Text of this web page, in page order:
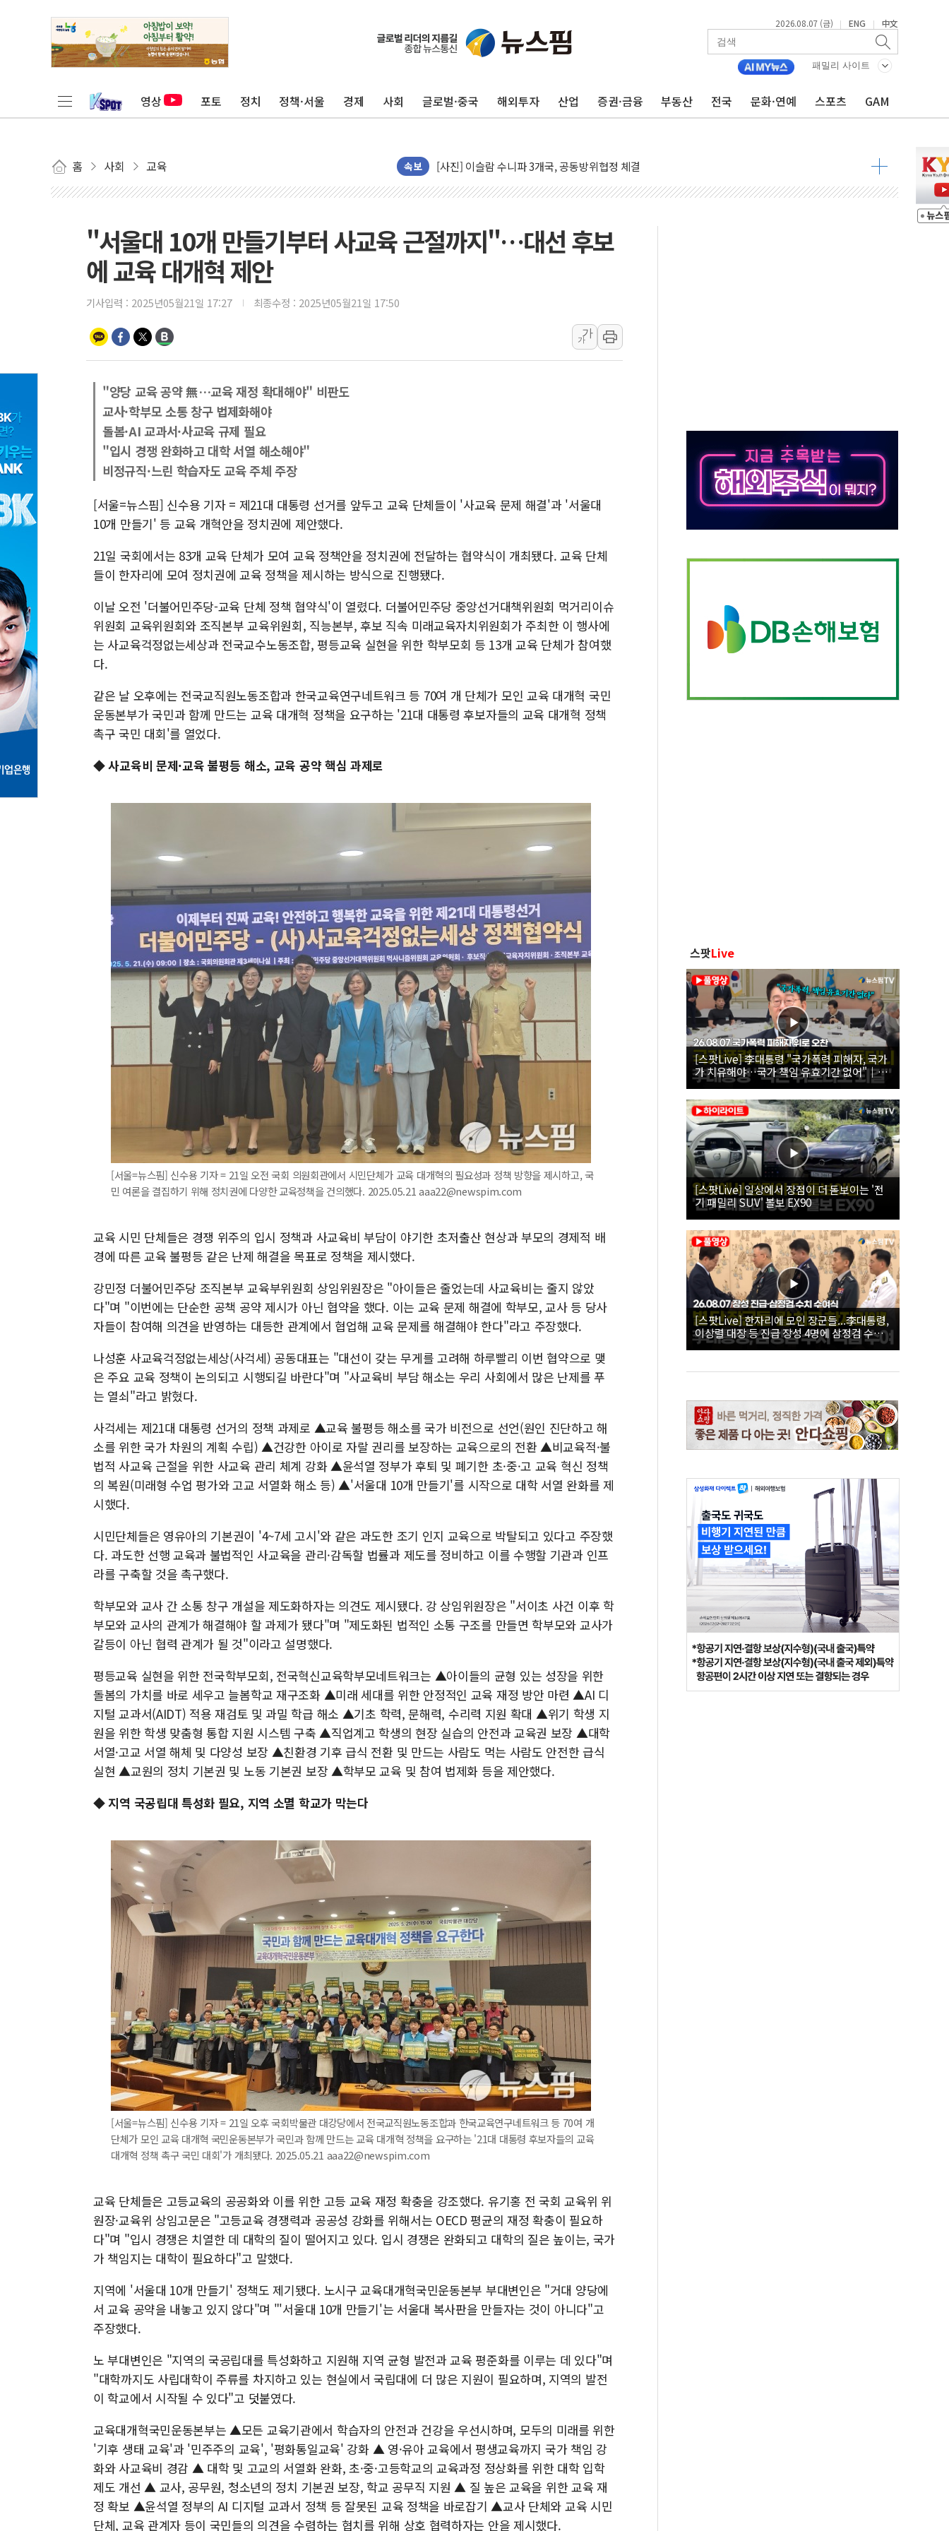
2026.08.07 (금) | ENG | 中文
패밀리 사이트
영상 포토 정치 정책·서울 경제 사회 글로벌·중국 해외투자 산업 증권·금융 부동산 전국 문화·연예 스포츠 GAM
홈 사회 교육 속보
뉴욕증시 프리뷰, 美 고용 쇼크에 금리 인상 우려 후퇴…나스닥 선물 1%대 상승
[사진] 이슬람 수니파 3개국, 공동방위협정 체결
뉴욕증시 개장 전 특징주...아틀라시안·클라우드플레어·태양광주↑ VS 트레이드데스크·웬디스↓
트럼프 "금리 내려야"…파월 때와 달리 워시엔 톤 낮춰
특정 정치인 측근 포항시 정책특보 내정설...포항시 '시끌'
이란와이어 "이란 최고지도자 위독…곧 사망해도 놀랍지 않아"
사우디·튀르키예·파키스탄, '공동방위협정' 체결… 수니파 국가들의 새 안보 협력 구도
신길동 신축도 3.3㎡당 7250만원…써밋 클라비온 59㎡ 18억원대
용산공원·그린벨트로 또 충돌…반복되는 국토부-서울시 '정책 엇박자'
[AI 부동산 투데이] 특공 전략도 '극과 극'…생애최초만 경쟁 치열
"서울대 10개 만들기부터 사교육 근절까지"…대선 후보
에 교육 대개혁 제안
기사입력 : 2025년05월21일 17:27 최종수정 : 2025년05월21일 17:50
가
가
"양당 교육 공약 無…교육 재정 확대해야" 비판도
교사·학부모 소통 창구 법제화해야
돌봄·AI 교과서·사교육 규제 필요
"입시 경쟁 완화하고 대학 서열 해소해야"
비정규직·느린 학습자도 교육 주체 주장
[서울=뉴스핌] 신수용 기자 = 제21대 대통령 선거를 앞두고 교육 단체들이 '사교육 문제 해결'과 '서울대
10개 만들기' 등 교육 개혁안을 정치권에 제안했다.
21일 국회에서는 83개 교육 단체가 모여 교육 정책안을 정치권에 전달하는 협약식이 개최됐다. 교육 단체
들이 한자리에 모여 정치권에 교육 정책을 제시하는 방식으로 진행됐다.
이날 오전 '더불어민주당-교육 단체 정책 협약식'이 열렸다. 더불어민주당 중앙선거대책위원회 먹거리이슈
위원회 교육위원회와 조직본부 교육위원회, 직능본부, 후보 직속 미래교육자치위원회가 주최한 이 행사에
는 사교육걱정없는세상과 전국교수노동조합, 평등교육 실현을 위한 학부모회 등 13개 교육 단체가 참여했
다.
같은 날 오후에는 전국교직원노동조합과 한국교육연구네트워크 등 70여 개 단체가 모인 교육 대개혁 국민
운동본부가 국민과 함께 만드는 교육 대개혁 정책을 요구하는 '21대 대통령 후보자들의 교육 대개혁 정책
촉구 국민 대회'를 열었다.
◆ 사교육비 문제·교육 불평등 해소, 교육 공약 핵심 과제로
[서울=뉴스핌] 신수용 기자 = 21일 오전 국회 의원회관에서 시민단체가 교육 대개혁의 필요성과 정책 방향을 제시하고, 국
민 여론을 결집하기 위해 정치권에 다양한 교육정책을 건의했다. 2025.05.21 aaa22@newspim.com
교육 시민 단체들은 경쟁 위주의 입시 정책과 사교육비 부담이 야기한 초저출산 현상과 부모의 경제적 배
경에 따른 교육 불평등 같은 난제 해결을 목표로 정책을 제시했다.
강민정 더불어민주당 조직본부 교육부위원회 상임위원장은 "아이들은 줄었는데 사교육비는 줄지 않았
다"며 "이번에는 단순한 공책 공약 제시가 아닌 협약을 했다. 이는 교육 문제 해결에 학부모, 교사 등 당사
자들이 참여해 의견을 반영하는 대등한 관계에서 협업해 교육 문제를 해결해야 한다"라고 주장했다.
나성훈 사교육걱정없는세상(사걱세) 공동대표는 "대선이 갖는 무게를 고려해 하루빨리 이번 협약으로 맺
은 주요 교육 정책이 논의되고 시행되길 바란다"며 "사교육비 부담 해소는 우리 사회에서 많은 난제를 푸
는 열쇠"라고 밝혔다.
사걱세는 제21대 대통령 선거의 정책 과제로 ▲교육 불평등 해소를 국가 비전으로 선언(원인 진단하고 해
소를 위한 국가 차원의 계획 수립) ▲건강한 아이로 자랄 권리를 보장하는 교육으로의 전환 ▲비교육적·불
법적 사교육 근절을 위한 사교육 관리 체계 강화 ▲윤석열 정부가 후퇴 및 폐기한 초·중·고 교육 혁신 정책
의 복원(미래형 수업 평가와 고교 서열화 해소 등) ▲'서울대 10개 만들기'를 시작으로 대학 서열 완화를 제
시했다.
시민단체들은 영유아의 기본권이 '4~7세 고시'와 같은 과도한 조기 인지 교육으로 박탈되고 있다고 주장했
다. 과도한 선행 교육과 불법적인 사교육을 관리·감독할 법률과 제도를 정비하고 이를 수행할 기관과 인프
라를 구축할 것을 촉구했다.
학부모와 교사 간 소통 창구 개설을 제도화하자는 의견도 제시됐다. 강 상임위원장은 "서이초 사건 이후 학
부모와 교사의 관계가 해결해야 할 과제가 됐다"며 "제도화된 법적인 소통 구조를 만들면 학부모와 교사가
갈등이 아닌 협력 관계가 될 것"이라고 설명했다.
평등교육 실현을 위한 전국학부모회, 전국혁신교육학부모네트워크는 ▲아이들의 균형 있는 성장을 위한
돌봄의 가치를 바로 세우고 늘봄학교 재구조화 ▲미래 세대를 위한 안정적인 교육 재정 방안 마련 ▲AI 디
지털 교과서(AIDT) 적용 재검토 및 과밀 학급 해소 ▲기초 학력, 문해력, 수리력 지원 확대 ▲위기 학생 지
원을 위한 학생 맞춤형 통합 지원 시스템 구축 ▲직업계고 학생의 현장 실습의 안전과 교육권 보장 ▲대학
서열·고교 서열 해체 및 다양성 보장 ▲친환경 기후 급식 전환 및 만드는 사람도 먹는 사람도 안전한 급식
실현 ▲교원의 정치 기본권 및 노동 기본권 보장 ▲학부모 교육 및 참여 법제화 등을 제안했다.
◆ 지역 국공립대 특성화 필요, 지역 소멸 학교가 막는다
[서울=뉴스핌] 신수용 기자 = 21일 오후 국회박물관 대강당에서 전국교직원노동조합과 한국교육연구네트워크 등 70여 개
단체가 모인 교육 대개혁 국민운동본부가 국민과 함께 만드는 교육 대개혁 정책을 요구하는 '21대 대통령 후보자들의 교육
대개혁 정책 촉구 국민 대회'가 개최됐다. 2025.05.21 aaa22@newspim.com
교육 단체들은 고등교육의 공공화와 이를 위한 고등 교육 재정 확충을 강조했다. 유기홍 전 국회 교육위 위
원장·교육위 상임고문은 "고등교육 경쟁력과 공공성 강화를 위해서는 OECD 평균의 재정 확충이 필요하
다"며 "입시 경쟁은 치열한 데 대학의 질이 떨어지고 있다. 입시 경쟁은 완화되고 대학의 질은 높이는, 국가
가 책임지는 대학이 필요하다"고 말했다.
지역에 '서울대 10개 만들기' 정책도 제기됐다. 노시구 교육대개혁국민운동본부 부대변인은 "거대 양당에
서 교육 공약을 내놓고 있지 않다"며 "'서울대 10개 만들기'는 서울대 복사판을 만들자는 것이 아니다"고
주장했다.
노 부대변인은 "지역의 국공립대를 특성화하고 지원해 지역 균형 발전과 교육 평준화를 이루는 데 있다"며
"대학까지도 사립대학이 주류를 차지하고 있는 현실에서 국립대에 더 많은 지원이 필요하며, 지역의 발전
이 학교에서 시작될 수 있다"고 덧붙였다.
교육대개혁국민운동본부는 ▲모든 교육기관에서 학습자의 안전과 건강을 우선시하며, 모두의 미래를 위한
'기후 생태 교육'과 '민주주의 교육', '평화통일교육' 강화 ▲ 영·유아 교육에서 평생교육까지 국가 책임 강
화와 사교육비 경감 ▲ 대학 및 고교의 서열화 완화, 초·중·고등학교의 교육과정 정상화를 위한 대학 입학
제도 개선 ▲ 교사, 공무원, 청소년의 정치 기본권 보장, 학교 공무직 지원 ▲ 질 높은 교육을 위한 교육 재
정 확보 ▲윤석열 정부의 AI 디지털 교과서 정책 등 잘못된 교육 정책을 바로잡기 ▲교사 단체와 교육 시민
단체, 교육 관계자 등이 국민들의 의견을 수렴하는 협치를 위해 상호 협력하자는 안을 제시했다.
스팟Live
[스팟Live] 李대통령 "국가폭력 피해자, 국가
가 치유해야…국가 책임 유효기간 없어"｜
26.08.07 국가폭력 피해자 위로 오찬
[스팟Live] 일상에서 장점이 더 돋보이는 '전
기 패밀리 SUV' 볼보 EX90
[스팟Live] 한자리에 모인 장군들...李대통령,
이상렬 대장 등 진급 장성 4명에 삼정검 수치
직접 수여｜26.08.07 장성 진급·삼정검 수치